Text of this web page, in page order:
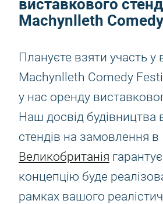
Machynlleth
Плануєте взяти участь у
Machynlleth Comedy
у нас оренду
Наш досвід будівництва
стендів на замовлення в
Великобританія
концепцію буде
рамках вашого